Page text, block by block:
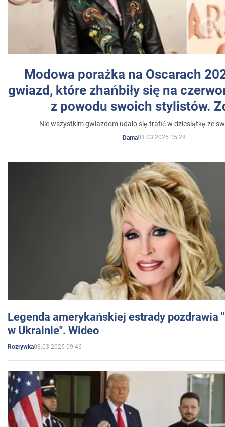
Modowa porażka na Oscarach
gwiazd, które zhańbiły się na
z powodu swoich stylistów.
Nie wszystkim gwiazdom udało się trafić w dziesiątkę ze
Dama03.03.2025 15:28
Legenda amerykańskiej estrady pozdrawia
w Ukrainie". Wideo
Rozrywka03.03.2025 09:46